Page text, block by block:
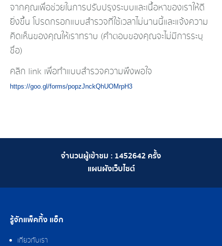
จากคุณเพื่อช่วยในการปรับปรุงระบบและเนื้อหาของเราให้ดี
ยิ่งขึ้น โปรดกรอกแบบสำรวจที่ใช้เวลาไม่นานนี้และแจ้งความ
คิดเห็นของคุณให้เราทราบ (คำตอบของคุณจะไม่มีการระบุ
ชื่อ)
คลิก link เพื่อทำแบบสำรวจความพึงพอใจ
https://goo.gl/forms/popzJnckQhUOMrpH3
จำนวนผู้เข้าชม : 1452642 ครั้ง
แผนผังเว็บไซต์
รู้จักแพ็คกิ้ง แอ็ก
เกี่ยวกับเรา